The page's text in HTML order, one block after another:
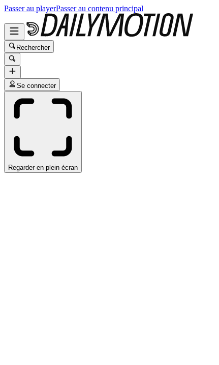
Passer au playerPasser au contenu principal
Rechercher
Se connecter
Regarder en plein écran